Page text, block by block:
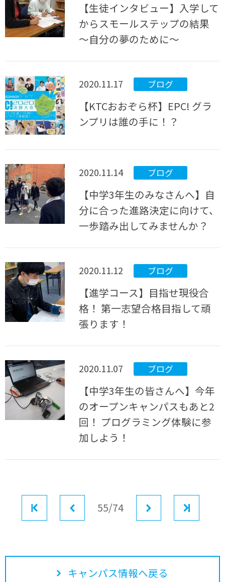
【生徒インタビュー】入学して
からスモールステップの結果
～自分の夢のために～
2020.11.17 ブログ
【KTCおおぞら杯】EPC! グラ
ンプリは誰の手に！？
2020.11.14 ブログ
【中学3年生のみなさんへ】自
分に合った進路決定に向けて、
一歩踏み出してみませんか？
2020.11.12 ブログ
【進学コース】目指せ現役合
格！ 第一志望合格目指して頑
張ります！
2020.11.07 ブログ
【中学3年生の皆さんへ】今年
のオープンキャンパスもあと2
回！ プログラミング体験に参
加しよう！
前へ55/74
キャンパス情報へ戻る